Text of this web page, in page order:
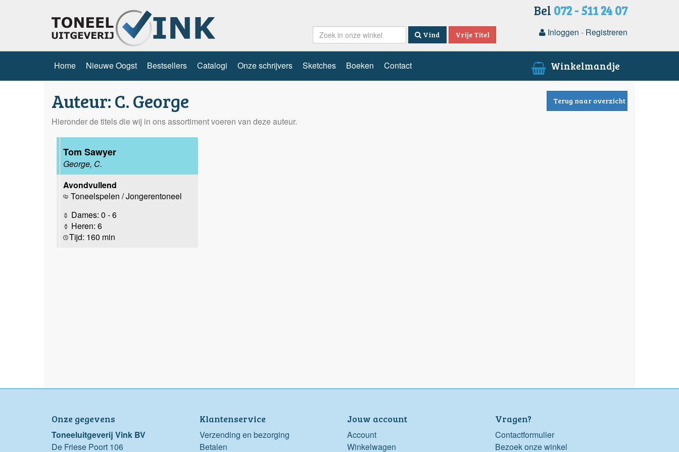
Bel 072 - 511 24 07
Vind Vrije Titel Inloggen - Registreren
Home Nieuwe Oogst Bestsellers Catalogi Onze schrijvers Sketches Boeken Contact Winkelmandje
Auteur: C. George Terug naar overzicht
Hieronder de titels die wij in ons assortiment voeren van deze auteur.
Tom Sawyer
George, C.
Avondvullend
Toneelspelen / Jongerentoneel
Dames: 0 - 6
Heren: 6
Tijd: 160 min
Onze gegevens
Toneeluitgeverij Vink BV
De Friese Poort 106
Klantenservice
Verzending en bezorging
Betalen
Jouw account
Account
Winkelwagen
Vragen?
Contactformulier
Bezoek onze winkel